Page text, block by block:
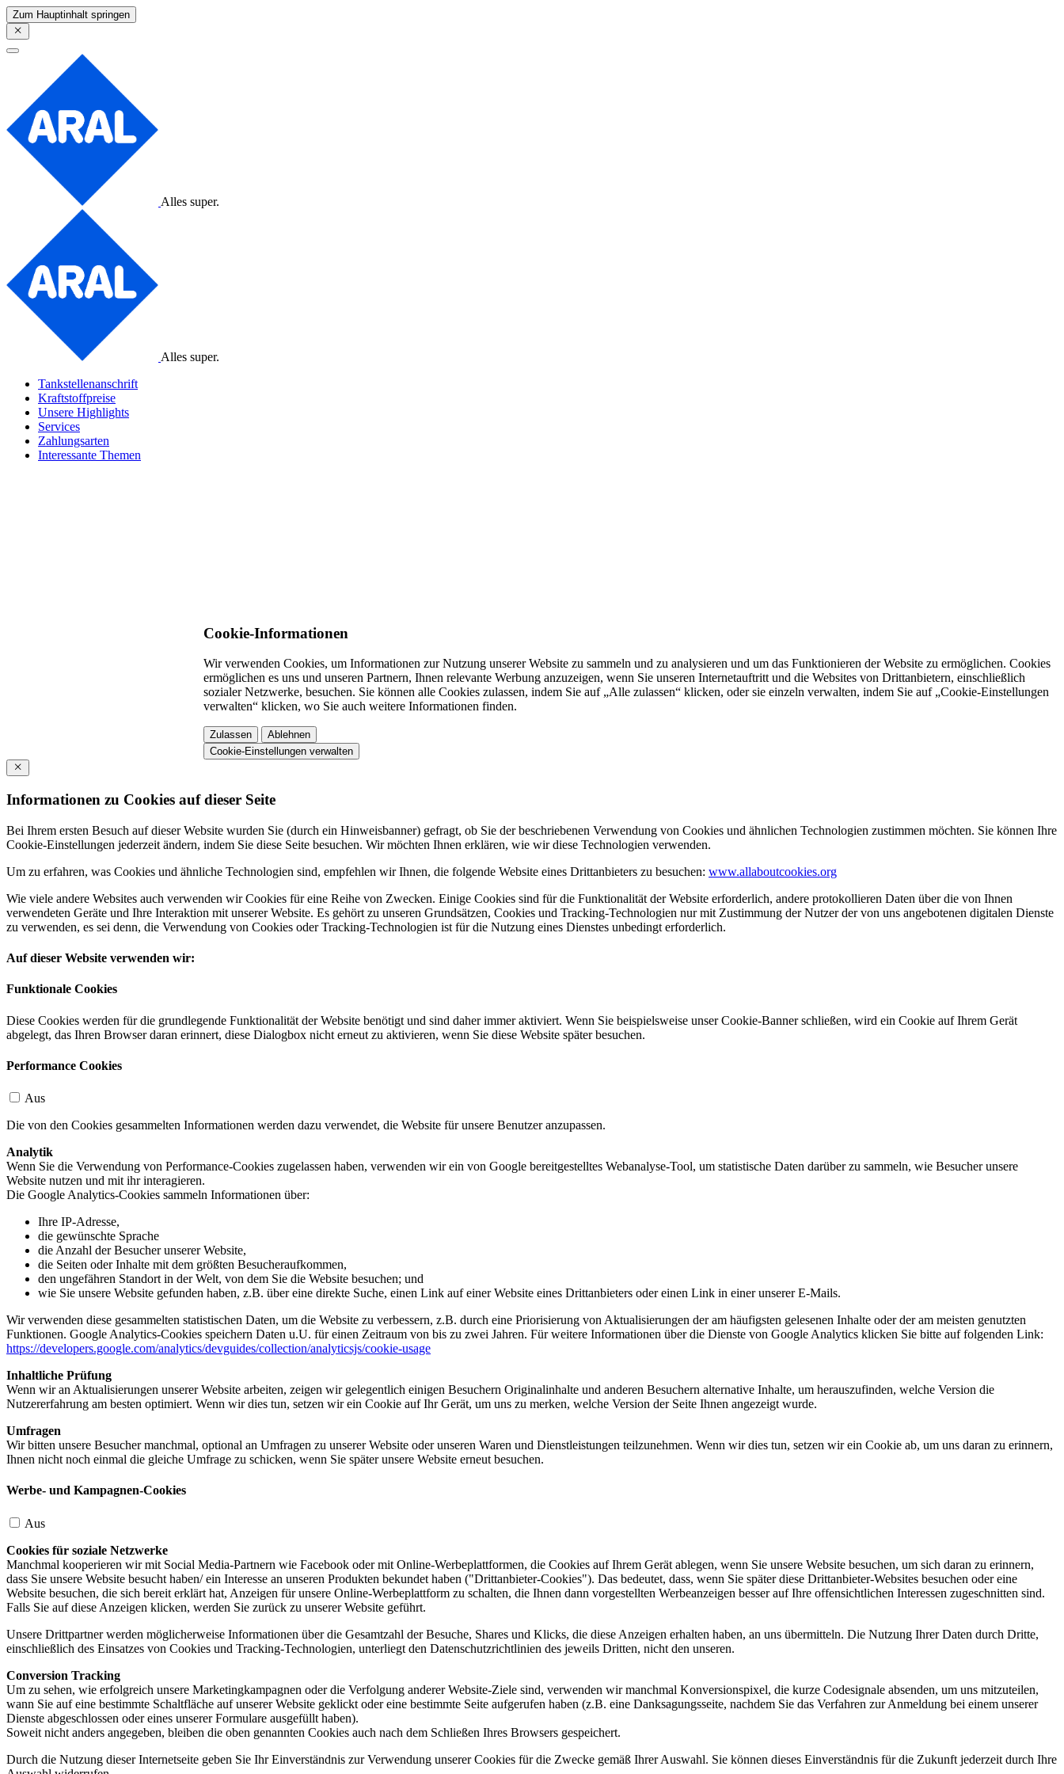
Zum Hauptinhalt springen
Alles super.
Alles super.
Tankstellenanschrift
Kraftstoffpreise
Unsere Highlights
Services
Zahlungsarten
Interessante Themen
Cookie-Informationen
Wir verwenden Cookies, um Informationen zur Nutzung unserer Website zu sammeln und zu analysieren und um das Funktionieren der Website zu ermöglichen. Cookies
ermöglichen es uns und unseren Partnern, Ihnen relevante Werbung anzuzeigen, wenn Sie unseren Internetauftritt und die Websites von Drittanbietern, einschließlich
sozialer Netzwerke, besuchen. Sie können alle Cookies zulassen, indem Sie auf „Alle zulassen“ klicken, oder sie einzeln verwalten, indem Sie auf „Cookie-Einstellungen
verwalten“ klicken, wo Sie auch weitere Informationen finden.
Zulassen
Ablehnen
Cookie-Einstellungen verwalten
Informationen zu Cookies auf dieser Seite
Bei Ihrem ersten Besuch auf dieser Website wurden Sie (durch ein Hinweisbanner) gefragt, ob Sie der beschriebenen Verwendung von Cookies und ähnlichen Technologien zustimmen möchten. Sie können Ihre
Cookie-Einstellungen jederzeit ändern, indem Sie diese Seite besuchen. Wir möchten Ihnen erklären, wie wir diese Technologien verwenden.
Um zu erfahren, was Cookies und ähnliche Technologien sind, empfehlen wir Ihnen, die folgende Website eines Drittanbieters zu besuchen: www.allaboutcookies.org
Wie viele andere Websites auch verwenden wir Cookies für eine Reihe von Zwecken. Einige Cookies sind für die Funktionalität der Website erforderlich, andere protokollieren Daten über die von Ihnen
verwendeten Geräte und Ihre Interaktion mit unserer Website. Es gehört zu unseren Grundsätzen, Cookies und Tracking-Technologien nur mit Zustimmung der Nutzer der von uns angebotenen digitalen Dienste
zu verwenden, es sei denn, die Verwendung von Cookies oder Tracking-Technologien ist für die Nutzung eines Dienstes unbedingt erforderlich.
Auf dieser Website verwenden wir:
Funktionale Cookies
Diese Cookies werden für die grundlegende Funktionalität der Website benötigt und sind daher immer aktiviert. Wenn Sie beispielsweise unser Cookie-Banner schließen, wird ein Cookie auf Ihrem Gerät
abgelegt, das Ihren Browser daran erinnert, diese Dialogbox nicht erneut zu aktivieren, wenn Sie diese Website später besuchen.
Performance Cookies
Aus
Die von den Cookies gesammelten Informationen werden dazu verwendet, die Website für unsere Benutzer anzupassen.
Analytik
Wenn Sie die Verwendung von Performance-Cookies zugelassen haben, verwenden wir ein von Google bereitgestelltes Webanalyse-Tool, um statistische Daten darüber zu sammeln, wie Besucher unsere
Website nutzen und mit ihr interagieren.
Die Google Analytics-Cookies sammeln Informationen über:
Ihre IP-Adresse,
die gewünschte Sprache
die Anzahl der Besucher unserer Website,
die Seiten oder Inhalte mit dem größten Besucheraufkommen,
den ungefähren Standort in der Welt, von dem Sie die Website besuchen; und
wie Sie unsere Website gefunden haben, z.B. über eine direkte Suche, einen Link auf einer Website eines Drittanbieters oder einen Link in einer unserer E-Mails.
Wir verwenden diese gesammelten statistischen Daten, um die Website zu verbessern, z.B. durch eine Priorisierung von Aktualisierungen der am häufigsten gelesenen Inhalte oder der am meisten genutzten
Funktionen. Google Analytics-Cookies speichern Daten u.U. für einen Zeitraum von bis zu zwei Jahren. Für weitere Informationen über die Dienste von Google Analytics klicken Sie bitte auf folgenden Link:
https://developers.google.com/analytics/devguides/collection/analyticsjs/cookie-usage
Inhaltliche Prüfung
Wenn wir an Aktualisierungen unserer Website arbeiten, zeigen wir gelegentlich einigen Besuchern Originalinhalte und anderen Besuchern alternative Inhalte, um herauszufinden, welche Version die
Nutzererfahrung am besten optimiert. Wenn wir dies tun, setzen wir ein Cookie auf Ihr Gerät, um uns zu merken, welche Version der Seite Ihnen angezeigt wurde.
Umfragen
Wir bitten unsere Besucher manchmal, optional an Umfragen zu unserer Website oder unseren Waren und Dienstleistungen teilzunehmen. Wenn wir dies tun, setzen wir ein Cookie ab, um uns daran zu erinnern,
Ihnen nicht noch einmal die gleiche Umfrage zu schicken, wenn Sie später unsere Website erneut besuchen.
Werbe- und Kampagnen-Cookies
Aus
Cookies für soziale Netzwerke
Manchmal kooperieren wir mit Social Media-Partnern wie Facebook oder mit Online-Werbeplattformen, die Cookies auf Ihrem Gerät ablegen, wenn Sie unsere Website besuchen, um sich daran zu erinnern,
dass Sie unsere Website besucht haben/ ein Interesse an unseren Produkten bekundet haben ("Drittanbieter-Cookies"). Das bedeutet, dass, wenn Sie später diese Drittanbieter-Websites besuchen oder eine
Website besuchen, die sich bereit erklärt hat, Anzeigen für unsere Online-Werbeplattform zu schalten, die Ihnen dann vorgestellten Werbeanzeigen besser auf Ihre offensichtlichen Interessen zugeschnitten sind.
Falls Sie auf diese Anzeigen klicken, werden Sie zurück zu unserer Website geführt.
Unsere Drittpartner werden möglicherweise Informationen über die Gesamtzahl der Besuche, Shares und Klicks, die diese Anzeigen erhalten haben, an uns übermitteln. Die Nutzung Ihrer Daten durch Dritte,
einschließlich des Einsatzes von Cookies und Tracking-Technologien, unterliegt den Datenschutzrichtlinien des jeweils Dritten, nicht den unseren.
Conversion Tracking
Um zu sehen, wie erfolgreich unsere Marketingkampagnen oder die Verfolgung anderer Website-Ziele sind, verwenden wir manchmal Konversionspixel, die kurze Codesignale absenden, um uns mitzuteilen,
wann Sie auf eine bestimmte Schaltfläche auf unserer Website geklickt oder eine bestimmte Seite aufgerufen haben (z.B. eine Danksagungsseite, nachdem Sie das Verfahren zur Anmeldung bei einem unserer
Dienste abgeschlossen oder eines unserer Formulare ausgefüllt haben).
Soweit nicht anders angegeben, bleiben die oben genannten Cookies auch nach dem Schließen Ihres Browsers gespeichert.
Durch die Nutzung dieser Internetseite geben Sie Ihr Einverständnis zur Verwendung unserer Cookies für die Zwecke gemäß Ihrer Auswahl. Sie können dieses Einverständnis für die Zukunft jederzeit durch Ihre